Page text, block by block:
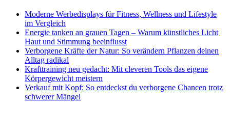
Moderne Werbedisplays für Fitness, Wellness und Lifestyle
im Vergleich
Energie tanken an grauen Tagen – Warum künstliches Licht
Haut und Stimmung beeinflusst
Verborgene Kräfte der Natur: So verändern Pflanzen deinen
Alltag radikal
Krafttraining neu gedacht: Mit cleveren Tools das eigene
Körpergewicht meistern
Verkauf mit Kopf: So entdeckst du verborgene Chancen trotz
schwerer Mängel